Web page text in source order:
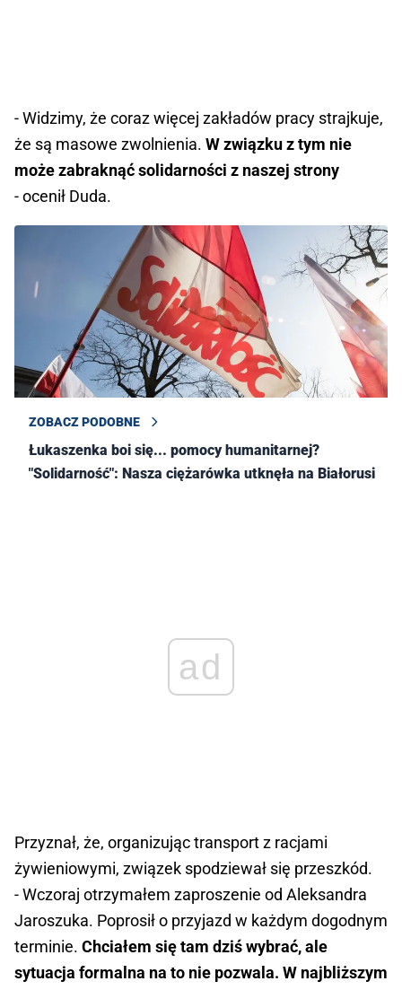
- Widzimy, że coraz więcej zakładów pracy strajkuje,
że są masowe zwolnienia. W związku z tym nie
może zabraknąć solidarności z naszej strony
- ocenił Duda.
ZOBACZ PODOBNE
Łukaszenka boi się... pomocy humanitarnej?
"Solidarność": Nasza ciężarówka utknęła na Białorusi
ad
Przyznał, że, organizując transport z racjami
żywieniowymi, związek spodziewał się przeszkód.
- Wczoraj otrzymałem zaproszenie od Aleksandra
Jaroszuka. Poprosił o przyjazd w każdym dogodnym
terminie. Chciałem się tam dziś wybrać, ale
sytuacja formalna na to nie pozwala. W najbliższym